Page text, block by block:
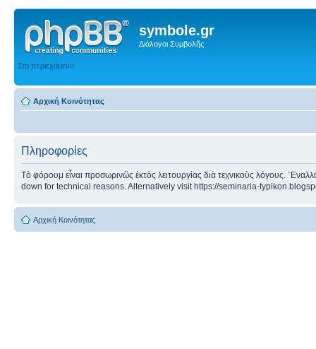
symbole.gr
Διάλογοι Συμβολῆς
Στο περιεχόμενο
Αρχική Κοινότητας
Πληροφορίες
Τὸ φόρουμ εἶναι προσωρινῶς ἐκτὸς λειτουργίας διὰ τεχνικοὺς λόγους.
down for technical reasons. Alternatively visit https://seminaria-
Αρχική Κοινότητας